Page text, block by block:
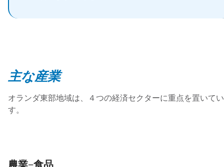
主な産業
オランダ東部地域は、４つの経済セクターに重点を置いて
す。
農業−食品